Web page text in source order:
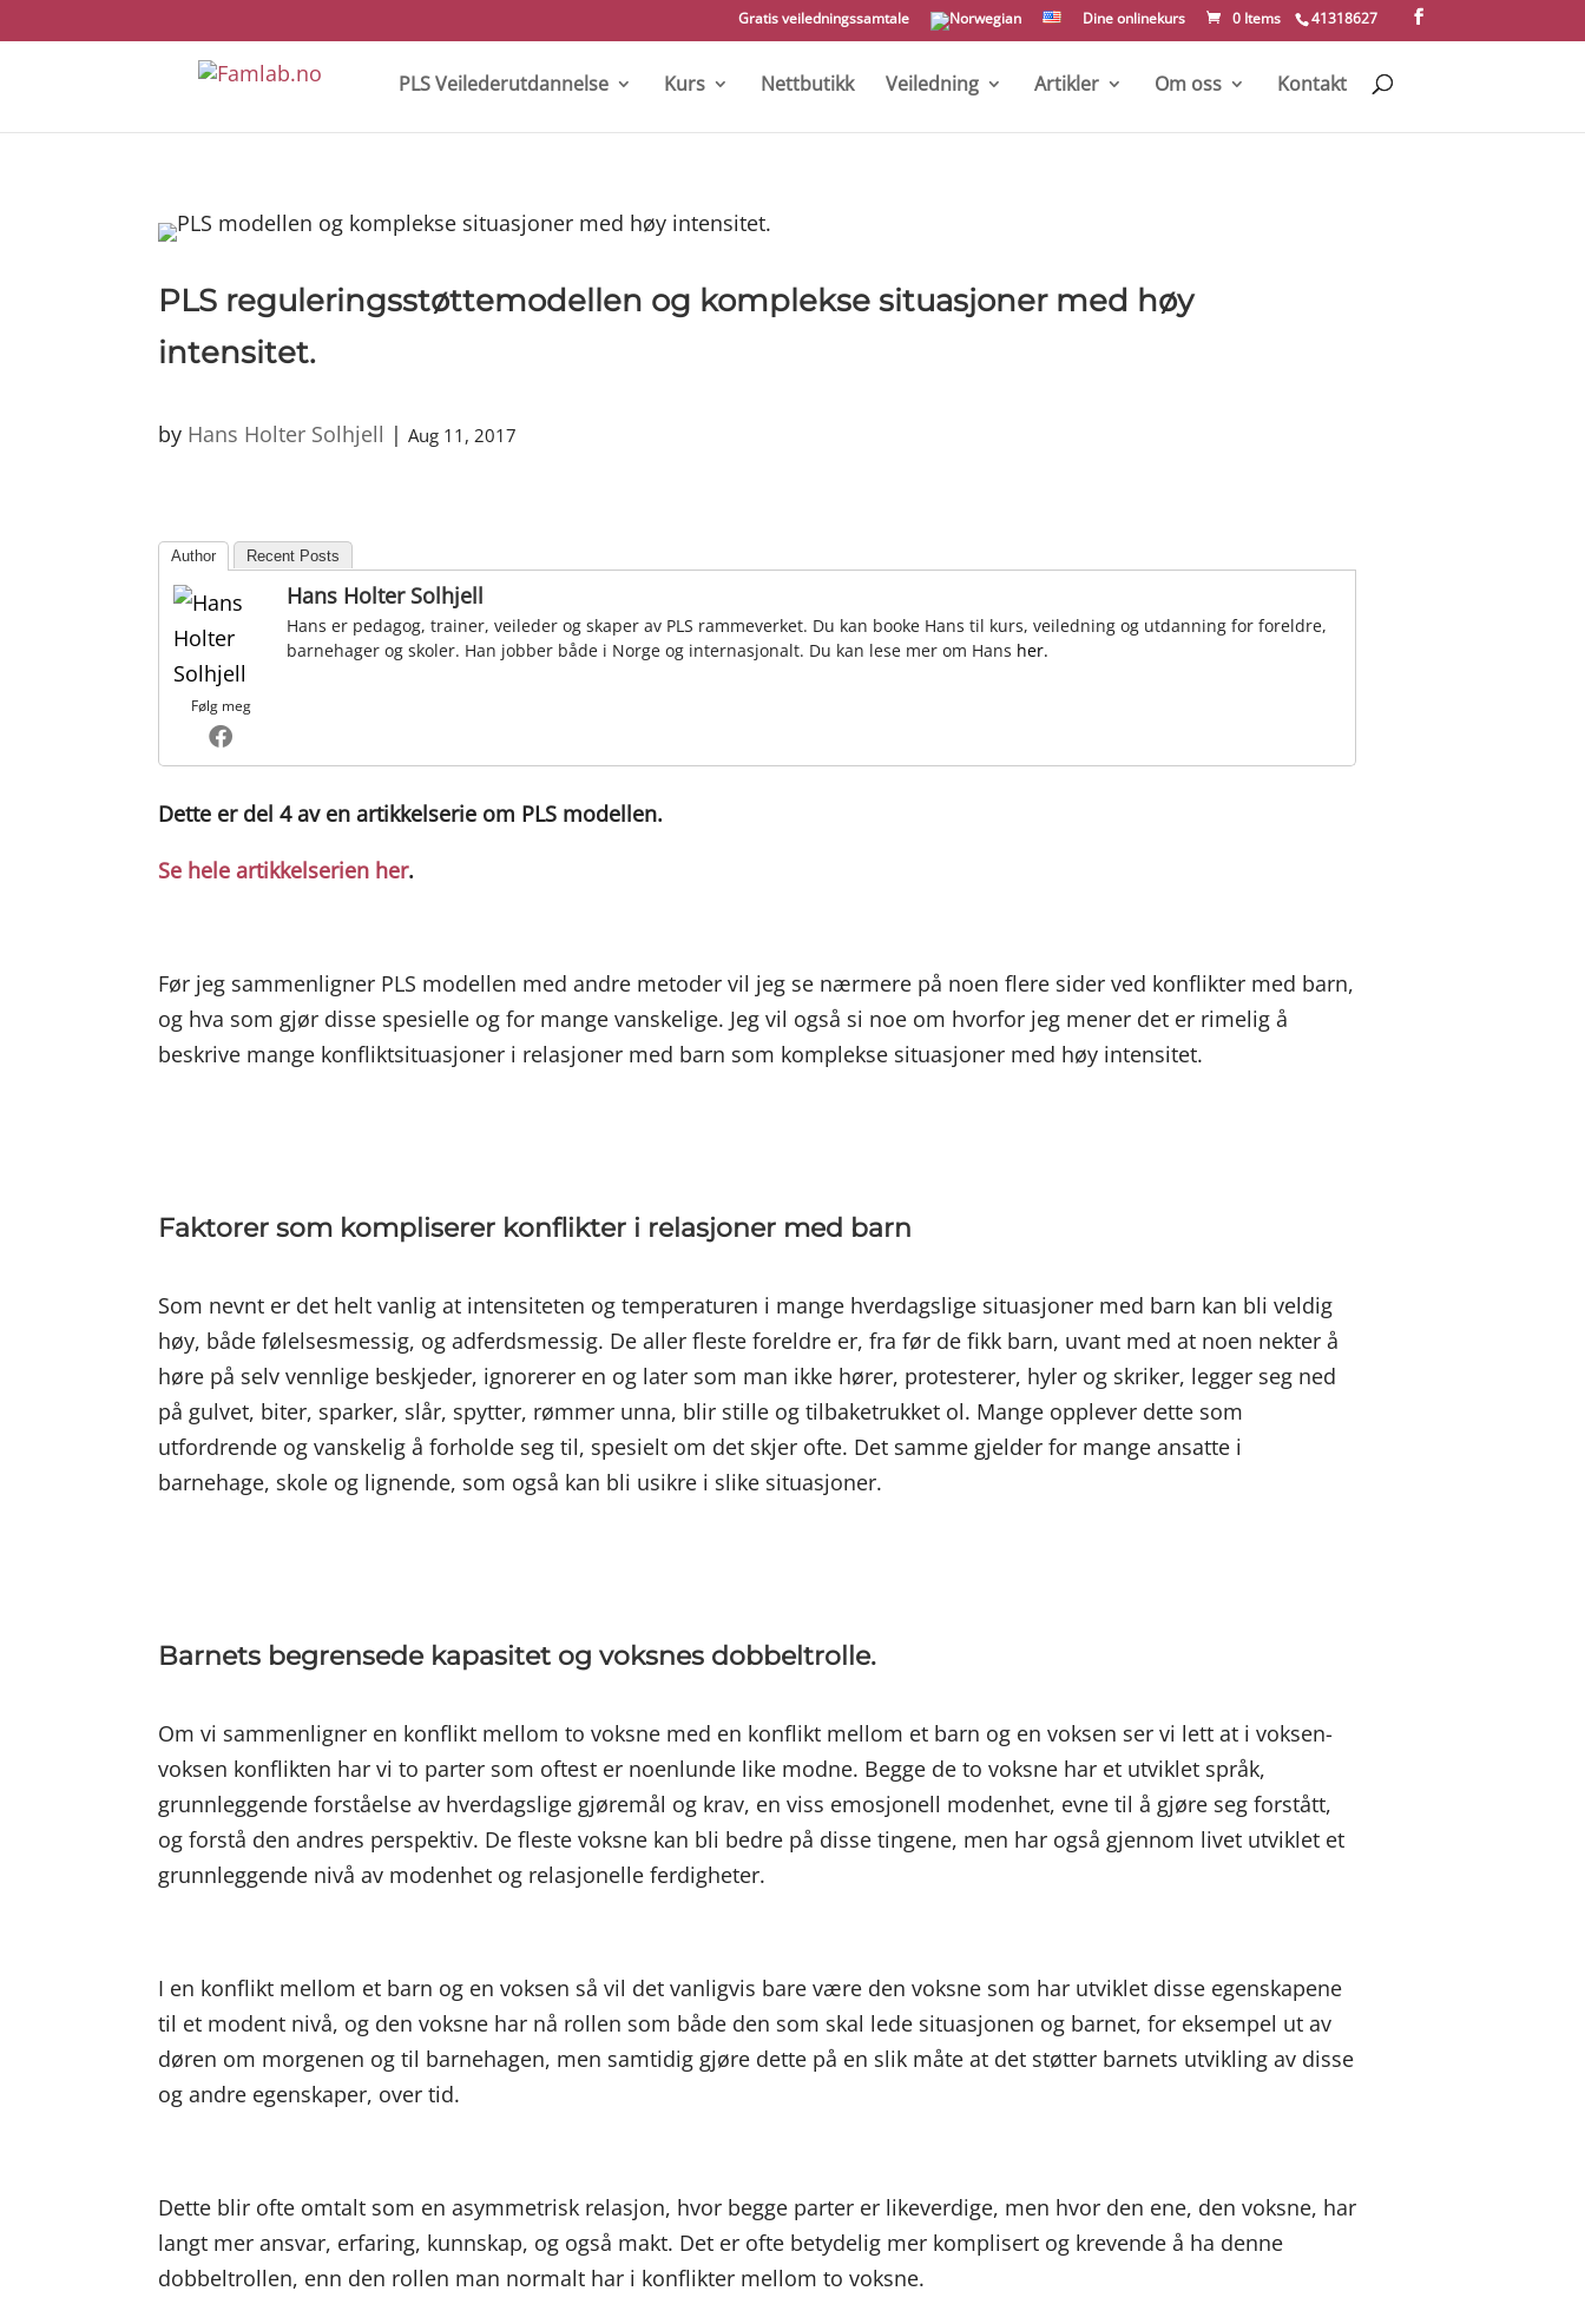
41318627
Gratis veiledningssamtale Dine onlinekurs 0 Items
PLS Veilederutdannelse Kurs Nettbutikk Veiledning Artikler Om oss Kontakt
PLS reguleringsstøttemodellen og komplekse situasjoner med høy
intensitet.
by Hans Holter Solhjell |Aug 11, 2017
Author Recent Posts
Følg meg
Hans Holter Solhjell
Hans er pedagog, trainer, veileder og skaper av PLS rammeverket. Du kan booke Hans til kurs, veiledning og utdanning for foreldre,
barnehager og skoler. Han jobber både i Norge og internasjonalt. Du kan lese mer om Hans her.
Dette er del 4 av en artikkelserie om PLS modellen.
Se hele artikkelserien her.
Før jeg sammenligner PLS modellen med andre metoder vil jeg se nærmere på noen flere sider ved konflikter med barn,
og hva som gjør disse spesielle og for mange vanskelige. Jeg vil også si noe om hvorfor jeg mener det er rimelig å
beskrive mange konfliktsituasjoner i relasjoner med barn som komplekse situasjoner med høy intensitet.
Faktorer som kompliserer konflikter i relasjoner med barn
Som nevnt er det helt vanlig at intensiteten og temperaturen i mange hverdagslige situasjoner med barn kan bli veldig
høy, både følelsesmessig, og adferdsmessig. De aller fleste foreldre er, fra før de fikk barn, uvant med at noen nekter å
høre på selv vennlige beskjeder, ignorerer en og later som man ikke hører, protesterer, hyler og skriker, legger seg ned
på gulvet, biter, sparker, slår, spytter, rømmer unna, blir stille og tilbaketrukket ol. Mange opplever dette som
utfordrende og vanskelig å forholde seg til, spesielt om det skjer ofte. Det samme gjelder for mange ansatte i
barnehage, skole og lignende, som også kan bli usikre i slike situasjoner.
Barnets begrensede kapasitet og voksnes dobbeltrolle.
Om vi sammenligner en konflikt mellom to voksne med en konflikt mellom et barn og en voksen ser vi lett at i voksen-
voksen konflikten har vi to parter som oftest er noenlunde like modne. Begge de to voksne har et utviklet språk,
grunnleggende forståelse av hverdagslige gjøremål og krav, en viss emosjonell modenhet, evne til å gjøre seg forstått,
og forstå den andres perspektiv. De fleste voksne kan bli bedre på disse tingene, men har også gjennom livet utviklet et
grunnleggende nivå av modenhet og relasjonelle ferdigheter.
I en konflikt mellom et barn og en voksen så vil det vanligvis bare være den voksne som har utviklet disse egenskapene
til et modent nivå, og den voksne har nå rollen som både den som skal lede situasjonen og barnet, for eksempel ut av
døren om morgenen og til barnehagen, men samtidig gjøre dette på en slik måte at det støtter barnets utvikling av disse
og andre egenskaper, over tid.
Dette blir ofte omtalt som en asymmetrisk relasjon, hvor begge parter er likeverdige, men hvor den ene, den voksne, har
langt mer ansvar, erfaring, kunnskap, og også makt. Det er ofte betydelig mer komplisert og krevende å ha denne
dobbeltrollen, enn den rollen man normalt har i konflikter mellom to voksne.